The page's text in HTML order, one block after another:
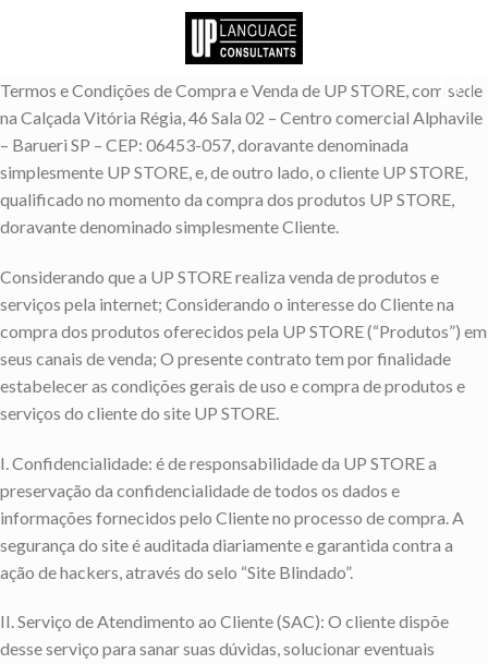
0
Termos e Condições de Compra e Venda de UP STORE, com sede
na Calçada Vitória Régia, 46 Sala 02 – Centro comercial Alphavile
– Barueri SP – CEP: 06453-057, doravante denominada
simplesmente UP STORE, e, de outro lado, o cliente UP STORE,
qualificado no momento da compra dos produtos UP STORE,
doravante denominado simplesmente Cliente.
Considerando que a UP STORE realiza venda de produtos e
serviços pela internet; Considerando o interesse do Cliente na
compra dos produtos oferecidos pela UP STORE (“Produtos”) em
seus canais de venda; O presente contrato tem por finalidade
estabelecer as condições gerais de uso e compra de produtos e
serviços do cliente do site UP STORE.
I. Confidencialidade: é de responsabilidade da UP STORE a
preservação da confidencialidade de todos os dados e
informações fornecidos pelo Cliente no processo de compra. A
segurança do site é auditada diariamente e garantida contra a
ação de hackers, através do selo “Site Blindado”.
II. Serviço de Atendimento ao Cliente (SAC): O cliente dispõe
desse serviço para sanar suas dúvidas, solucionar eventuais